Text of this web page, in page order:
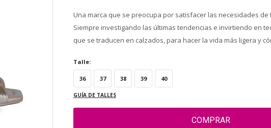
Una marca que se preocupa por satisfacer las necesidades de
Siempre investigando las últimas tendencias e invirtiendo en
que se traducen en calzados, para hacer la vida más ligera y
Talle:
36 37 38 39 40
GUÍA DE TALLES
COMPRAR